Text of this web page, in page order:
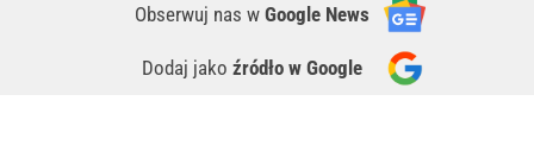
Obserwuj nas w Google News
Dodaj jako źródło w Google